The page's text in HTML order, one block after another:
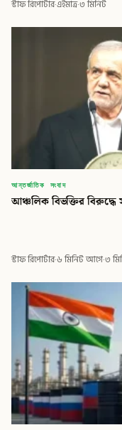
স্টাফ রিপোর্টার·এইমাত্র·৩ মিনিট
আন্তর্জাতিক সংবাদ
আঞ্চলিক বিভক্তির বিরুদ্ধে
স্টাফ রিপোর্টার·৬ মিনিট আগে·৩